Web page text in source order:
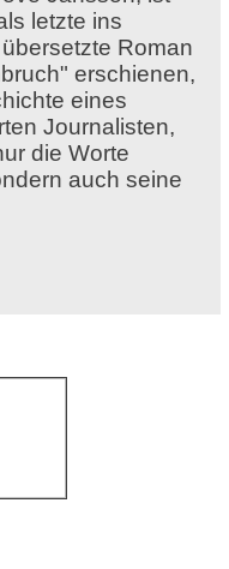
letzte ins
Roman
erschienen,
eines
Journalisten,
die Worte
auch seine